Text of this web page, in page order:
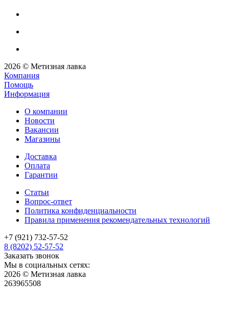
2026 © Метизная лавка
Компания
Помощь
Информация
О компании
Новости
Вакансии
Магазины
Доставка
Оплата
Гарантии
Статьи
Вопрос-ответ
Политика конфиденциальности
Правила применения рекомендательных технологий
+7 (921) 732-57-52
8 (8202) 52-57-52
Заказать звонок
Мы в социальных сетях:
2026 © Метизная лавка
263965508